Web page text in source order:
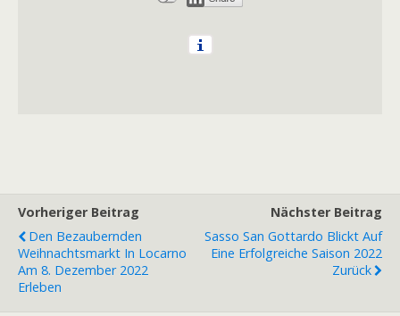
Vorheriger Beitrag
Den Bezaubernden
Weihnachtsmarkt In Locarno
Am 8. Dezember 2022
Erleben
Nächster Beitrag
Sasso San Gottardo Blickt Auf
Eine Erfolgreiche Saison 2022
Zurück